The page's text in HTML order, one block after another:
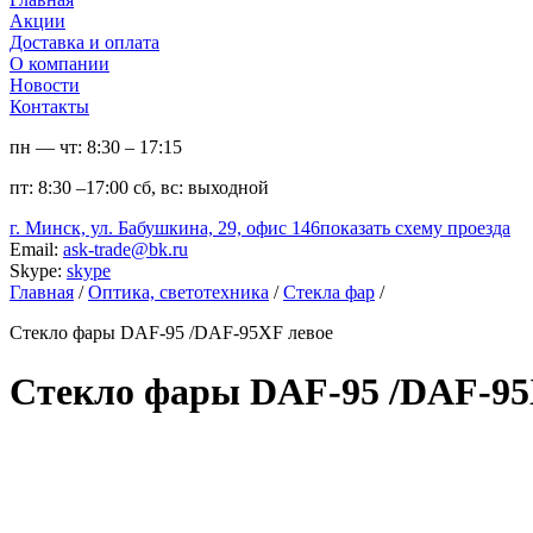
Акции
Доставка и оплата
О компании
Новости
Контакты
пн — чт: 8:30 – 17:15
пт: 8:30 –17:00 сб, вс: выходной
г. Минск, ул. Бабушкина, 29, офис 146показать схему проезда
Email: ask-trade@bk.ru
Skype: skype
Главная / Оптика, светотехника / Стекла фар /
Стекло фары DAF-95 /DAF-95XF левое
Стекло фары DAF-95 /DAF-